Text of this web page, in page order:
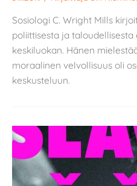
Sosiologi C. Wright Mills
poliittisesta ja
keskiluokan. Hänen
moraalinen velvollisuus oli
keskusteluun.